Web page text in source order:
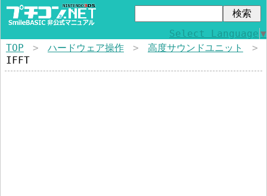
Select Language ▼
TOP
> ハードウェア操作 > 高度サウンドユニット
>
IFFT